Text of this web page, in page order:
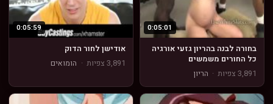
0:05:01
בחורה לבנה בהריון גזעי אורגיה
כל החורים משמשים
3,891 צפיות
· הריון
0:05:59
אודישן לחור הדוק
3,891 צפיות
· הומואים